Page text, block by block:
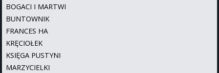
BOGACI I MARTWI
BUNTOWNIK
FRANCES HA
KRĘCIOŁEK
KSIĘGA PUSTYNI
MARZYCIELKI